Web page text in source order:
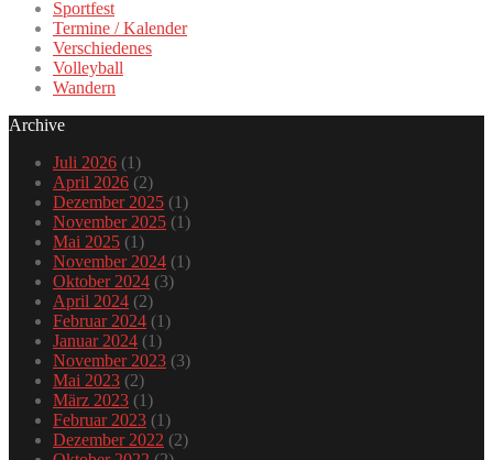
Sportfest
Termine / Kalender
Verschiedenes
Volleyball
Wandern
Archive
Juli 2026 (1)
April 2026 (2)
Dezember 2025 (1)
November 2025 (1)
Mai 2025 (1)
November 2024 (1)
Oktober 2024 (3)
April 2024 (2)
Februar 2024 (1)
Januar 2024 (1)
November 2023 (3)
Mai 2023 (2)
März 2023 (1)
Februar 2023 (1)
Dezember 2022 (2)